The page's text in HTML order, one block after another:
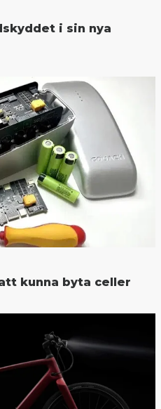
i sin nya
kunna byta celler